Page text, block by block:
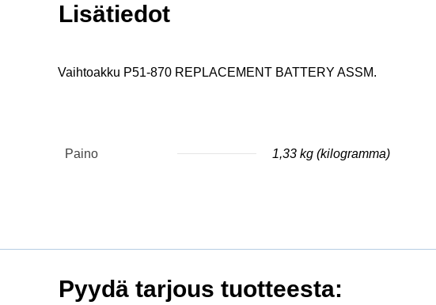
Lisätiedot
Vaihtoakku P51-870 REPLACEMENT BATTERY ASSM.
Paino 1,33 kg (kilogramma)
Pyydä tarjous tuotteesta: